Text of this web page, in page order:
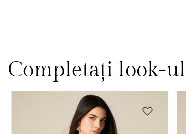
Completați look-ul